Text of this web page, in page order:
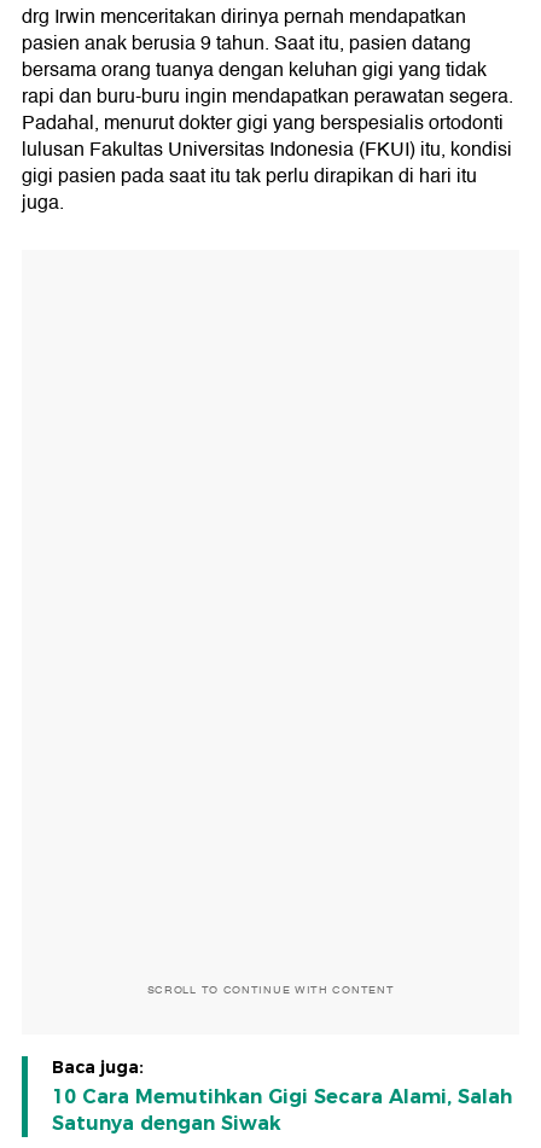
drg Irwin menceritakan dirinya pernah mendapatkan
pasien anak berusia 9 tahun. Saat itu, pasien datang
bersama orang tuanya dengan keluhan gigi yang tidak
rapi dan buru-buru ingin mendapatkan perawatan segera.
Padahal, menurut dokter gigi yang berspesialis ortodonti
lulusan Fakultas Universitas Indonesia (FKUI) itu, kondisi
gigi pasien pada saat itu tak perlu dirapikan di hari itu
juga.
SCROLL TO CONTINUE WITH CONTENT
Baca juga:
10 Cara Memutihkan Gigi Secara Alami, Salah
Satunya dengan Siwak